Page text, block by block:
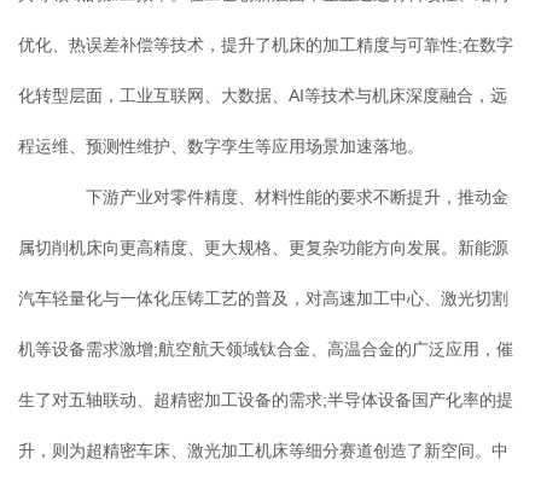
优化、热误差补偿等技术，提升了机床的加工精度与可靠性;在数字
化转型层面，工业互联网、大数据、AI等技术与机床深度融合，远
程运维、预测性维护、数字孪生等应用场景加速落地。
下游产业对零件精度、材料性能的要求不断提升，推动金
属切削机床向更高精度、更大规格、更复杂功能方向发展。新能源
汽车轻量化与一体化压铸工艺的普及，对高速加工中心、激光切割
机等设备需求激增;航空航天领域钛合金、高温合金的广泛应用，催
生了对五轴联动、超精密加工设备的需求;半导体设备国产化率的提
升，则为超精密车床、激光加工机床等细分赛道创造了新空间。中